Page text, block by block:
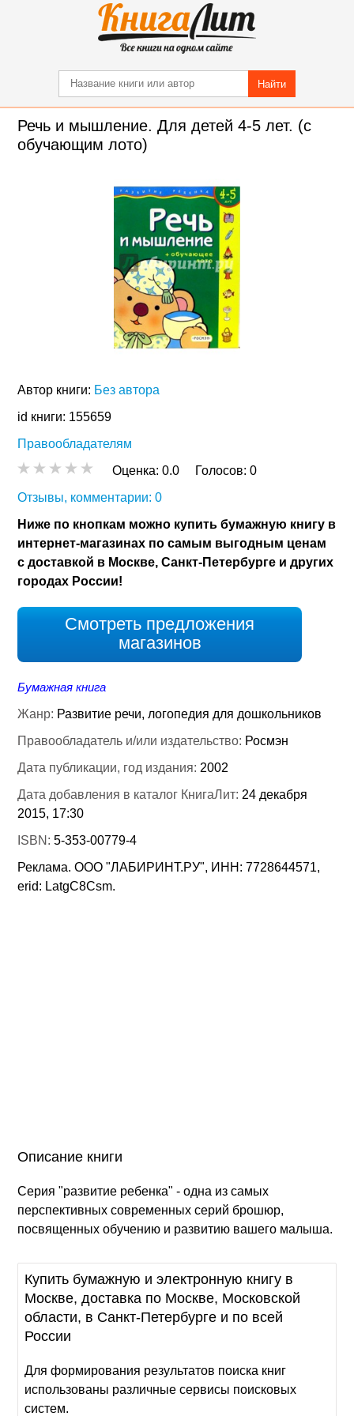
Найти
Речь и мышление. Для детей 4-5 лет. (с
обучающим лото)
Автор книги: Без автора
id книги: 155659
Правообладателям
Оценка:0.0 Голосов:0
Отзывы, комментарии: 0
Ниже по кнопкам можно купить бумажную книгу в
интернет-магазинах по самым выгодным ценам
с доставкой в Москве, Санкт-Петербурге и других
городах России!
Смотреть предложения
магазинов
Бумажная книга
Жанр: Развитие речи, логопедия для дошкольников
Правообладатель и/или издательство: Росмэн
Дата публикации, год издания: 2002
Дата добавления в каталог КнигаЛит: 24 декабря
2015, 17:30
ISBN:5-353-00779-4
Реклама. ООО "ЛАБИРИНТ.РУ", ИНН: 7728644571,
erid: LatgC8Csm.
Описание книги
Серия "развитие ребенка" - одна из самых
перспективных современных серий брошюр,
посвященных обучению и развитию вашего малыша.
Купить бумажную и электронную книгу в
Москве, доставка по Москве, Московской
области, в Санкт-Петербурге и по всей
России
Для формирования результатов поиска книг
использованы различные сервисы поисковых
систем.